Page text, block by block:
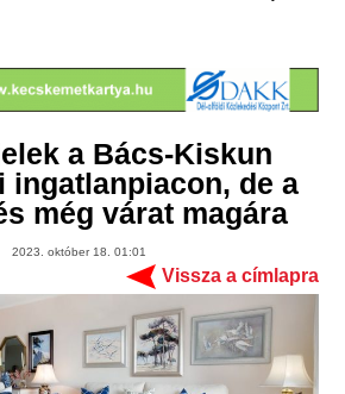
a Bács-Kiskun
ingatlanpiacon, de a
még várat magára
2023. október 18. 01:01
Vissza a címlapra